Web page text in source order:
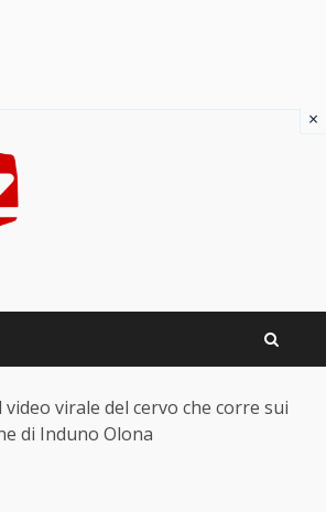
video virale del cervo che corre sui
di Induno Olona
×